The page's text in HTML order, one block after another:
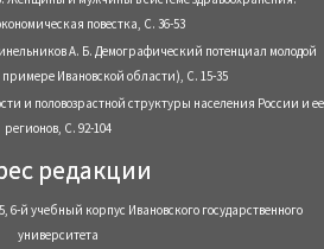
повестка, С. 36-53
А. Б. Демографический потенциал молодой
Ивановской области), С. 15-35
и половозрастной структуры населения России и ее
регионов, С. 92-104
редакции
6-й учебный корпус Ивановского государственного
университета